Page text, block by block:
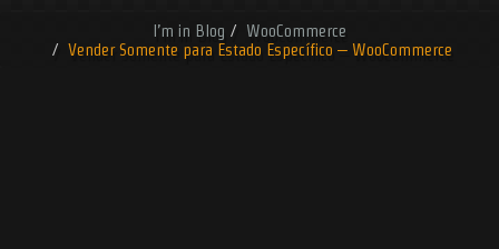
Blog
WooCommerce
Vender Somente para Estado Específico – WooCommerce